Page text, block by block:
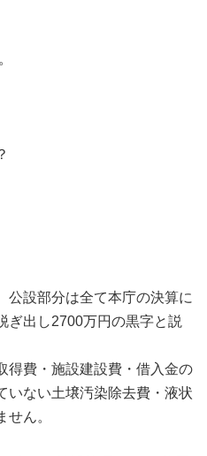
公設部分は全て本庁の決算に
ぎ出し2700万円の黒字と説
得費・施設建設費・借入金の
いない土壌汚染除去費・液状
ん。